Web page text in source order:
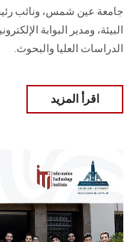
جامعة عين شمس، ونائب
البيئة، و‏مدير البوابة
الدراسات العليا ‏والبحوث‎.‎
اقرأ المزيد